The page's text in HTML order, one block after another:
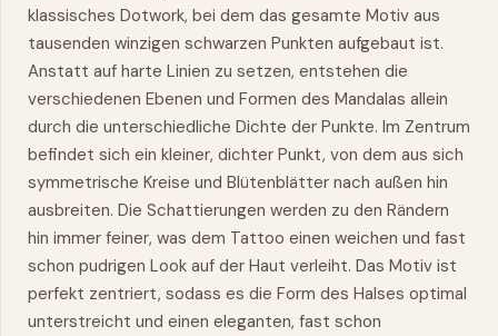
klassisches Dotwork, bei dem das gesamte Motiv aus
tausenden winzigen schwarzen Punkten aufgebaut ist.
Anstatt auf harte Linien zu setzen, entstehen die
verschiedenen Ebenen und Formen des Mandalas allein
durch die unterschiedliche Dichte der Punkte. Im Zentrum
befindet sich ein kleiner, dichter Punkt, von dem aus sich
symmetrische Kreise und Blütenblätter nach außen hin
ausbreiten. Die Schattierungen werden zu den Rändern
hin immer feiner, was dem Tattoo einen weichen und fast
schon pudrigen Look auf der Haut verleiht. Das Motiv ist
perfekt zentriert, sodass es die Form des Halses optimal
unterstreicht und einen eleganten, fast schon